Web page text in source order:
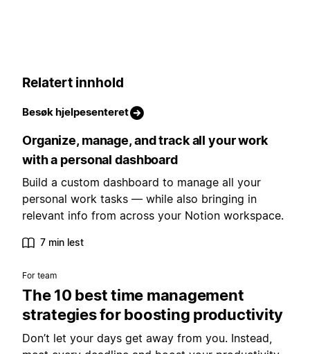
Relatert innhold
Besøk hjelpesenteret
Organize, manage, and track all your work
with a personal dashboard
Build a custom dashboard to manage all your
personal work tasks — while also bringing in
relevant info from across your Notion workspace.
7 min lest
For team
The 10 best time management
strategies for boosting productivity
Don’t let your days get away from you. Instead,